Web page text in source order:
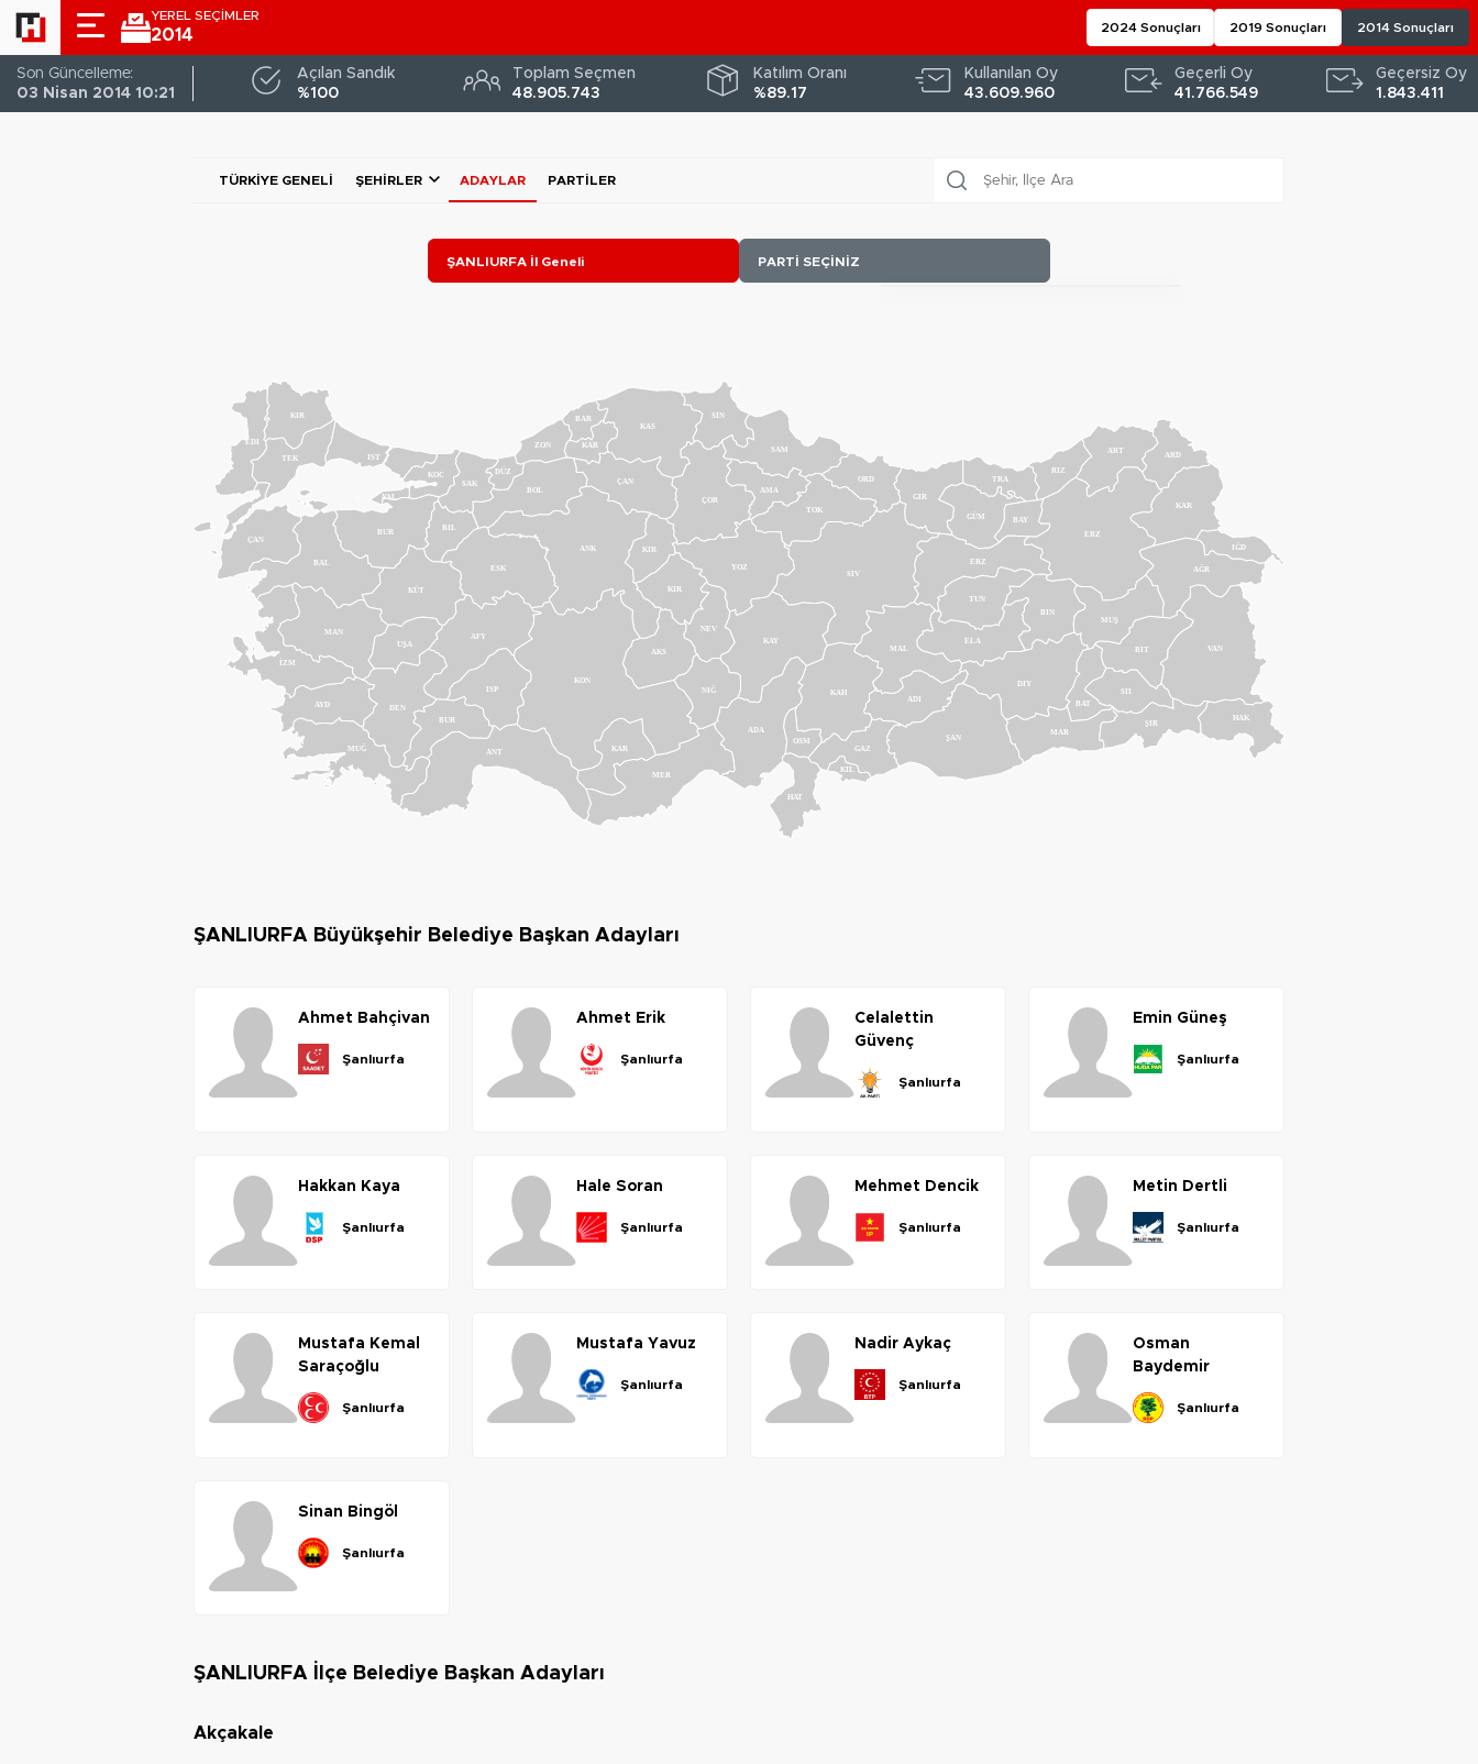
YEREL SEÇİMLER
2014 2024 Sonuçları 2019 Sonuçları 2014 Sonuçları
Son Güncelleme:
03 Nisan 2014 10:21
Açılan Sandık
%100
Toplam Seçmen
48.905.743
Katılım Oranı
%89.17
Kullanılan Oy
43.609.960
Geçerli Oy
41.766.549
Geçersiz Oy
1.843.411
TÜRKIYE GENELI ŞEHIRLER ADAYLAR PARTILER
ŞANLIURFA İl Geneli PARTİ SEÇİNİZ
ADA
ADI
AFY
AĞR
AKS
AMA
ANK
ANT
ARD
ART
AYD
BAL
BAR
BAT
BAY
BIL
BIN
BIT
BOL
BUR
BUR
ÇAN
ÇAN
ÇOR
DEN
DIY
DÜZ
EDI
ELA
ERZ
ERZ
ESK
GAZ
GIR
GÜM
HAK
HAT
MER
IĞD
ISP
IST
İZM
KAH
KAR
KAR
KAR
KAS
KAY
KIL
KIR
KIR
KIR
KOC
KON
KÜT
MAL
MAN
MAR
MUĞ
MUŞ
NEV
NIĞ
ORD
OSM
RIZ
SAK
SAM
ŞAN
SII
SIN
ŞIR
SIV
TEK
TOK
TRA
TUN
UŞA VAN
YAL
YOZ
ZON
ŞANLIURFA Büyükşehir Belediye Başkan Adayları
ahmet bahçivan
şanlıurfa
ahmet erik
şanlıurfa
celalettin
güvenç
şanlıurfa
emin güneş
şanlıurfa
hakkan kaya
şanlıurfa
hale soran
şanlıurfa
mehmet dencik
şanlıurfa
metin dertli
şanlıurfa
mustafa
kemal
saraçoğlu
şanlıurfa
mustafa yavuz
şanlıurfa
nadir aykaç
şanlıurfa
osman
baydemir
şanlıurfa
sinan bingöl
şanlıurfa
ŞANLIURFA İlçe Belediye Başkan Adayları
akçakale